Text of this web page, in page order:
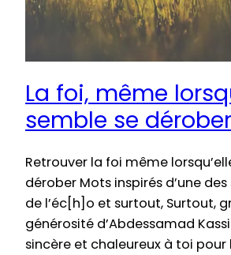
La foi, même
semble se dérober
Retrouver la foi même
dérober Mots inspirés d’une des
de l’éc[h]o et surtout, Surtout,
générosité d’Abdessamad
sincère et chaleureux à toi pour